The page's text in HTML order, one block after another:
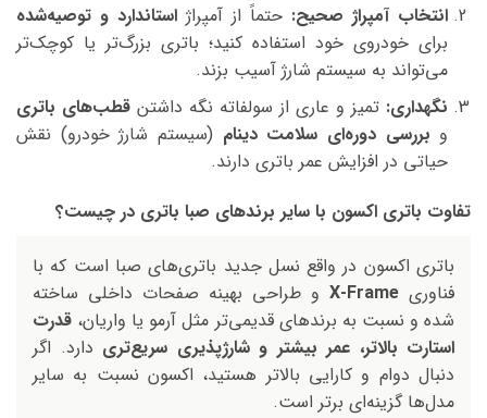
انتخاب آمپراژ صحیح: حتماً از آمپراژ استاندارد و توصیه‌شده
برای خودروی خود استفاده کنید؛ باتری بزرگ‌تر یا کوچک‌تر
می‌تواند به سیستم شارژ آسیب بزند.
نگهداری: تمیز و عاری از سولفاته نگه داشتن قطب‌های باتری
و بررسی دوره‌ای سلامت دینام (سیستم شارژ خودرو) نقش
حیاتی در افزایش عمر باتری دارند.
تفاوت باتری اکسون با سایر برندهای صبا باتری در چیست؟
باتری اکسون در واقع نسل جدید باتری‌های صبا است که با
فناوری X-Frame و طراحی بهینه صفحات داخلی ساخته
شده و نسبت به برندهای قدیمی‌تر مثل آرمو یا واریان، قدرت
استارت بالاتر، عمر بیشتر و شارژپذیری سریع‌تری دارد. اگر
دنبال دوام و کارایی بالاتر هستید، اکسون نسبت به سایر
مدل‌ها گزینه‌ای برتر است.